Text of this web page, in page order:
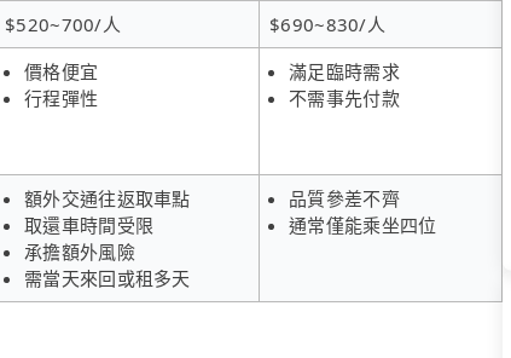
$520~700/人
$690~830/人
價格便宜
行程彈性
滿足臨時需求
不需事先付款
額外交通往返取車點
取還車時間受限
承擔額外風險
需當天來回或租多天
品質參差不齊
通常僅能乘坐四位